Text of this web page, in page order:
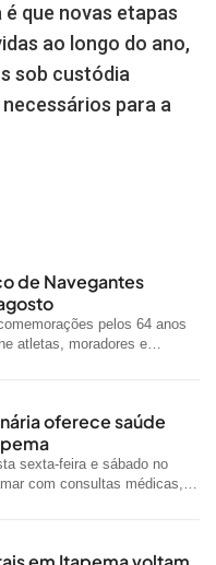
que novas etapas
ao longo do ano,
sob custódia
para a
de Navegantes
pelos 64 anos
atletas, moradores e
oferece saúde
sexta-feira e sábado no
com consultas médicas,